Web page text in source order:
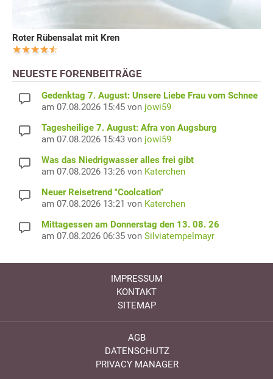
Roter Rübensalat mit Kren
NEUESTE FORENBEITRÄGE
Gedenktag 7. August: Unsere Liebe Frau vom Schnee
am 07.08.2026 15:45 von jowi59
Tagesheilige 7. August: Afra von Augsburg
am 07.08.2026 15:43 von jowi59
Was das Niedrigwasser alles frei gibt
am 07.08.2026 13:26 von Katerchen
Neuer Reisetrend "Coolcation"
am 07.08.2026 13:21 von Katerchen
Mittagessen am Donnerstag den 13. 08. 26
am 07.08.2026 06:35 von Silviatempelmayr
IMPRESSUM
KONTAKT
SITEMAP
AGB
DATENSCHUTZ
PRIVACY MANAGER